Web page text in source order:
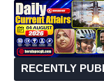
RECENTLY